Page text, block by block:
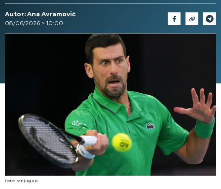
Autor: Ana Avramović
08/06/2026 > 10:00
Foto: tanjug ap